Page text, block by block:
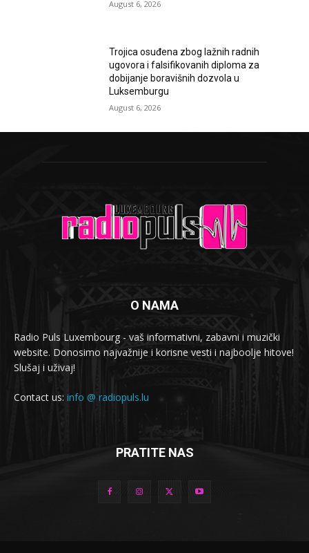
August 6, 2026
Trojica osuđena zbog lažnih radnih
ugovora i falsifikovanih diploma za
dobijanje boravišnih dozvola u
Luksemburgu
August 6, 2026
O NAMA
Radio Puls Luxembourg - vaš informativni, zabavni i muzički
website. Donosimo najvažnije i korisne vesti i najboolje hitove!
Slušaj i uživaj!
Contact us: info @ radiopuls.lu
PRATITE NAS